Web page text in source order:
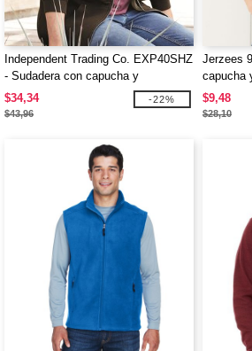
Independent Trading Co. EXP40SHZ
- Sudadera con capucha y
cremallera completa forrada de
sherpa
$34,34
$43,96
-22%
Jerzees
capucha
$9,48
$28,10